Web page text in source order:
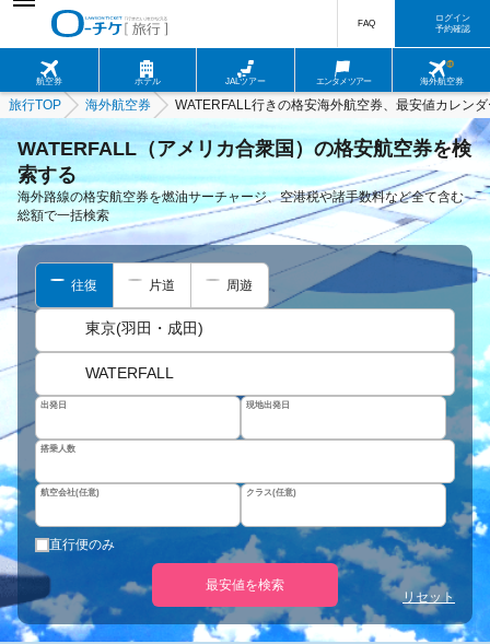
航空券 ホテル JALツアー エンタメツアー 海外航空券
FAQ
ログイン
予約確認
旅行TOP 海外航空券 WATERFALL行きの格安海外航空券、最安値カレン
WATERFALL（アメリカ合衆国）の格安航空券を検
索する
海外路線の格安航空券を燃油サーチャージ、空港税や諸手数料など全て含む
総額で一括検索
往復 片道 周遊
東京(羽田・成田)
WATERFALL
出発日 現地出発日
搭乗人数
航空会社(任意) クラス(任意)
直行便のみ
最安値を検索
リセット